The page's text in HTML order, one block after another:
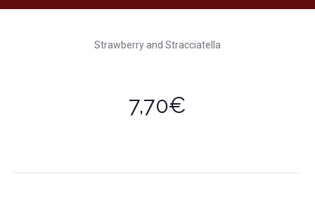
Strawberry and Stracciatella
7,70€